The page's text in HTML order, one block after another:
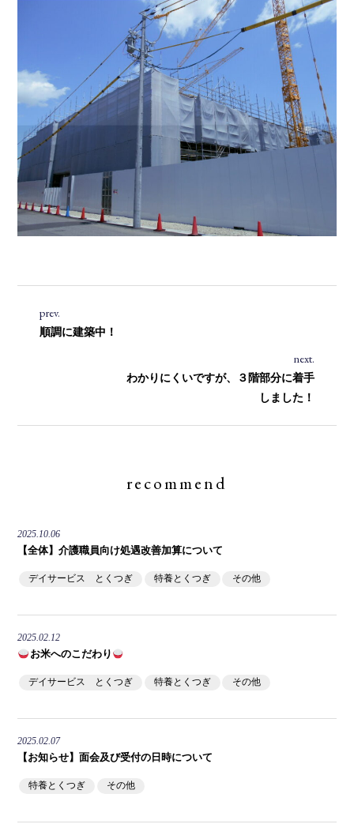
prev.
順調に建築中！
next.
わかりにくいですが、３階部分に着手
しました！
recommend
2025.10.06
【全体】介護職員向け処遇改善加算について
デイサービス とくつぎ 特養とくつぎ その他
2025.02.12
お米へのこだわり
デイサービス とくつぎ 特養とくつぎ その他
2025.02.07
【お知らせ】面会及び受付の日時について
特養とくつぎ その他